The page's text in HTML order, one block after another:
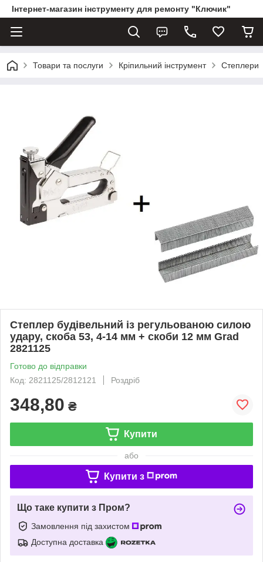
Інтернет-магазин інструменту для ремонту "Ключик"
Товари та послуги Кріпильний інструмент Степлери
Степлер будівельний із регульованою силою
удару, скоба 53, 4-14 мм + скоби 12 мм Grad
2821125
Готово до відправки
Код: 2821125/2812121
Роздріб
348,80 ₴
Купити
або
Купити з
Що таке купити з Пром?
Замовлення під захистом
Доступна доставка